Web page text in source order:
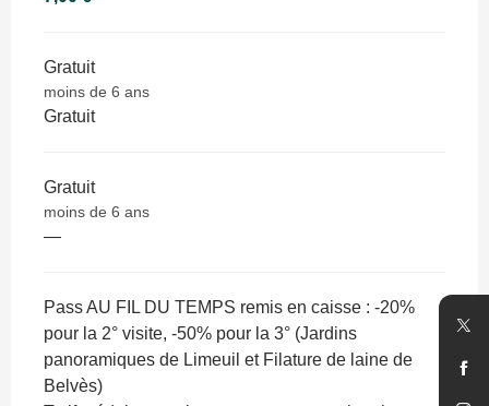
Gratuit
moins de 6 ans
Gratuit
Gratuit
moins de 6 ans
—
Pass AU FIL DU TEMPS remis en caisse : -20%
pour la 2° visite, -50% pour la 3° (Jardins
panoramiques de Limeuil et Filature de laine de
Belvès)